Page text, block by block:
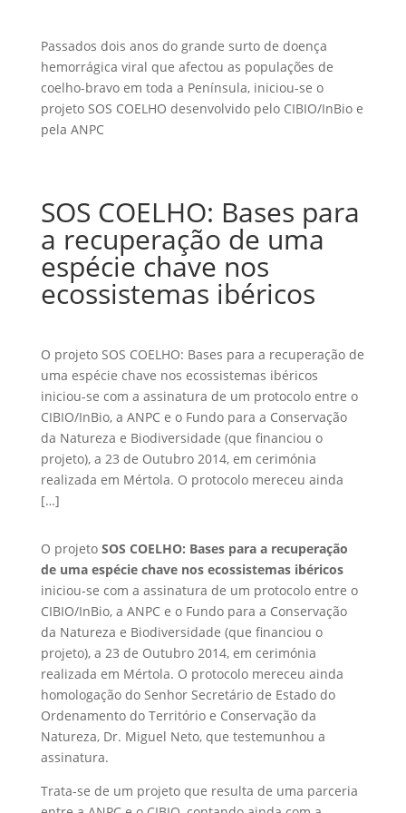
Passados dois anos do grande surto de doença
hemorrágica viral que afectou as populações de
coelho-bravo em toda a Península, iniciou-se o
projeto SOS COELHO desenvolvido pelo CIBIO/InBio e
pela ANPC
SOS COELHO: Bases para
a recuperação de uma
espécie chave nos
ecossistemas ibéricos
O projeto SOS COELHO: Bases para a recuperação de
uma espécie chave nos ecossistemas ibéricos
iniciou-se com a assinatura de um protocolo entre o
CIBIO/InBio, a ANPC e o Fundo para a Conservação
da Natureza e Biodiversidade (que financiou o
projeto), a 23 de Outubro 2014, em cerimónia
realizada em Mértola. O protocolo mereceu ainda
[…]
O projeto SOS COELHO: Bases para a recuperação
de uma espécie chave nos ecossistemas ibéricos
iniciou-se com a assinatura de um protocolo entre o
CIBIO/InBio, a ANPC e o Fundo para a Conservação
da Natureza e Biodiversidade (que financiou o
projeto), a 23 de Outubro 2014, em cerimónia
realizada em Mértola. O protocolo mereceu ainda
homologação do Senhor Secretário de Estado do
Ordenamento do Território e Conservação da
Natureza, Dr. Miguel Neto, que testemunhou a
assinatura.
Trata-se de um projeto que resulta de uma parceria